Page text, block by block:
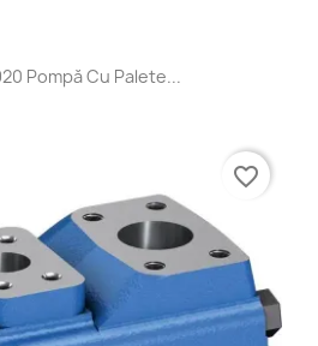
Pompă Cu Palete...
favorite_border